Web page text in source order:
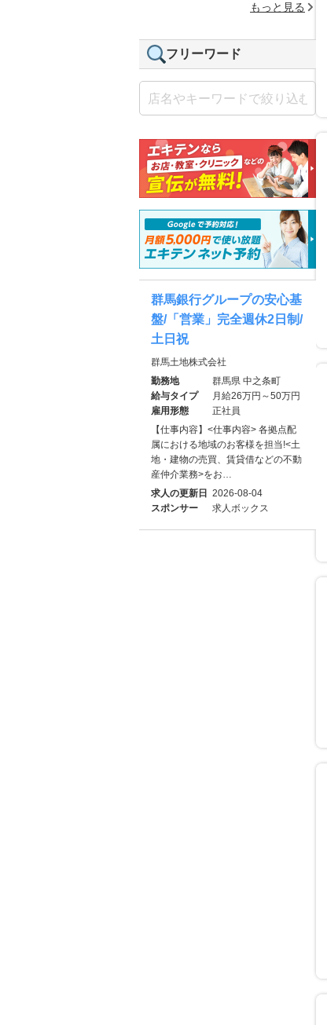
もっと見る
フリーワード
群馬銀行グループの安心基
盤/「営業」完全週休2日制/
土日祝
群馬土地株式会社
勤務地
群馬県 中之条町
給与タイプ
月給26万円～50万円
雇用形態
正社員
【仕事内容】<仕事内容> 各拠点配
属における地域のお客様を担当!<土
地・建物の売買、賃貸借などの不動
産仲介業務>をお…
求人の更新日
2026-08-04
スポンサー
求人ボックス